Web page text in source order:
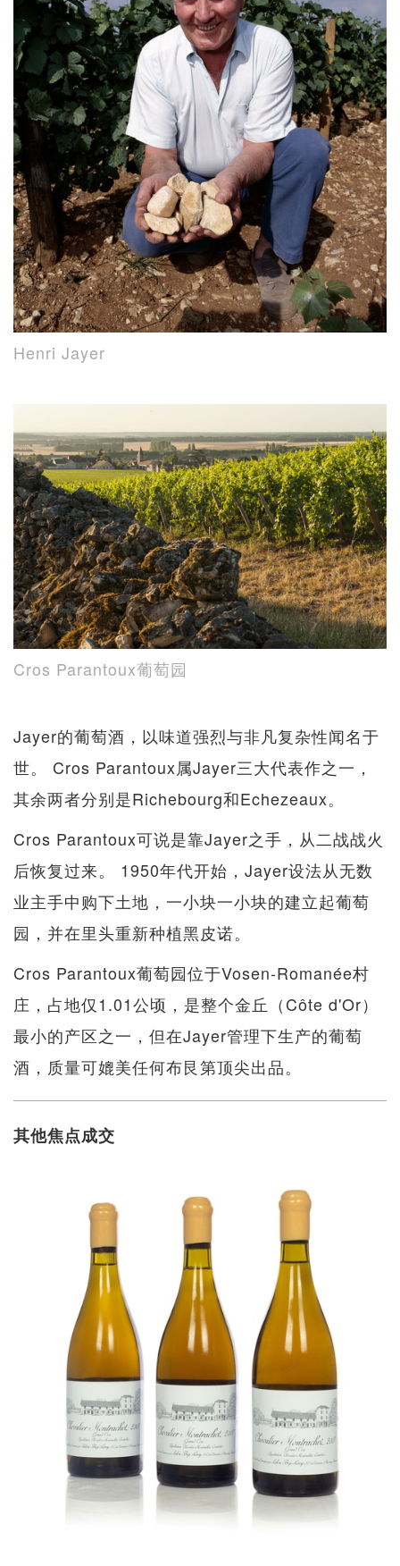
Henri Jayer
Cros Parantoux葡萄园
Jayer的葡萄酒，以味道强烈与非凡复杂性闻名于
世。 Cros Parantoux属Jayer三大代表作之一，
其余两者分别是Richebourg和Echezeaux。
Cros Parantoux可说是靠Jayer之手，从二战战火
后恢复过来。 1950年代开始，Jayer设法从无数
业主手中购下土地，一小块一小块的建立起葡萄
园，并在里头重新种植黑皮诺。
Cros Parantoux葡萄园位于Vosen-Romanée村
庄，占地仅1.01公顷，是整个金丘（Côte d'Or）
最小的产区之一，但在Jayer管理下生产的葡萄
酒，质量可媲美任何布艮第顶尖出品。
其他焦点成交